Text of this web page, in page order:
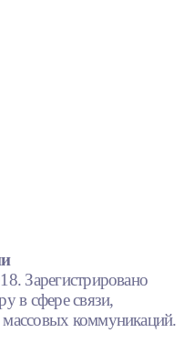
Зарегистрировано
в сфере связи,
коммуникаций.